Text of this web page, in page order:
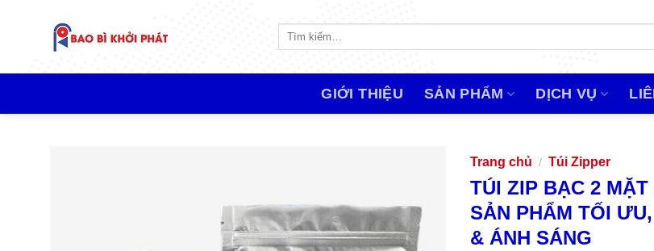
Tìm
GIỚI THIỆU SẢN PHẨM DỊCH VỤ
Trang chủ / Túi Zipper
TÚI ZIP BẠC 2 MẶT
SẢN PHẨM TỐI
& ÁNH SÁNG